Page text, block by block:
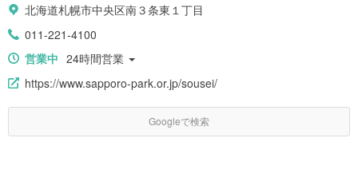
北海道札幌市中央区南３条東１丁目
011-221-4100
営業中 24時間営業
https://www.sapporo-park.or.jp/sousei/
Googleで検索